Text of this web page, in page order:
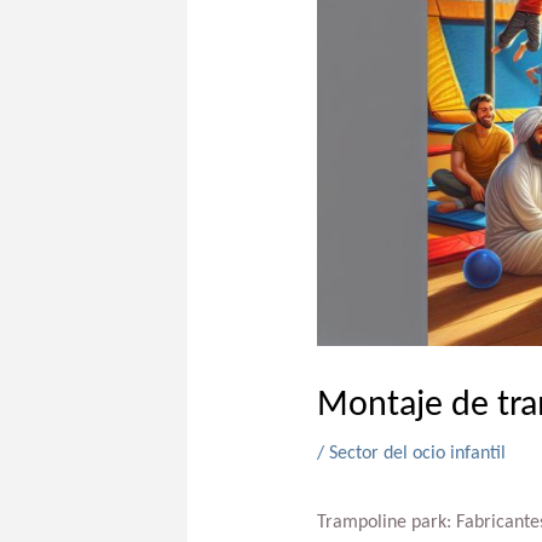
Montaje de
/ Sector del ocio infantil
Trampoline park: